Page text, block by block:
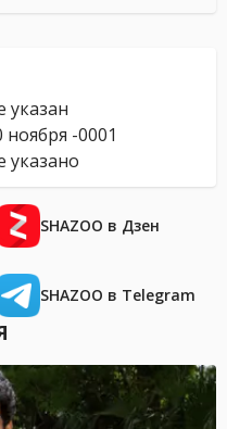
указан
ноября -0001
указано
SHAZOO в Дзен
SHAZOO в Telegram